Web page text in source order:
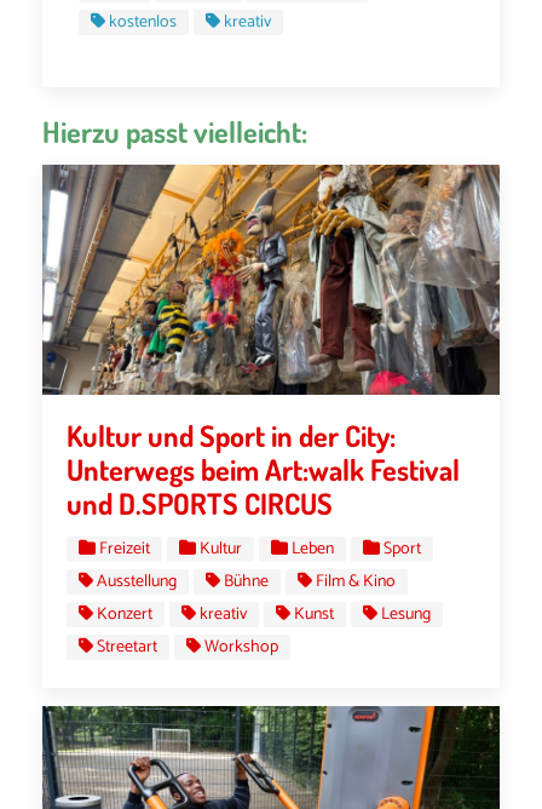
kostenlos
kreativ
Hierzu passt vielleicht:
Kultur und Sport in der City:
Unterwegs beim Art:walk Festival
und D.SPORTS CIRCUS
Freizeit Kultur Leben
Sport
Ausstellung
Bühne
Film & Kino
Konzert
kreativ Kunst
Lesung
Streetart
Workshop